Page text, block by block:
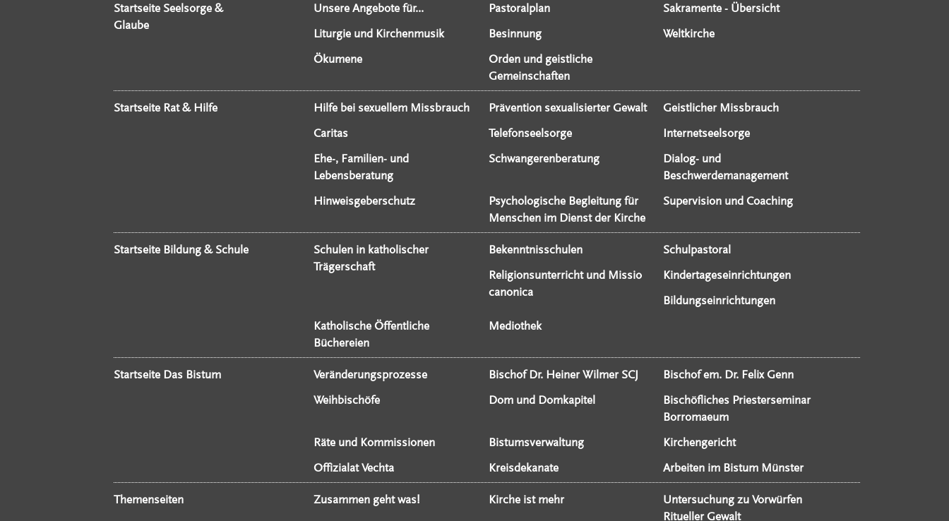
Startseite Seelsorge &
Glaube
Unsere Angebote für... Pastoralplan
Sakramente - Übersicht
Liturgie und Kirchenmusik
Besinnung
Weltkirche
Ökumene
Orden und geistliche
Gemeinschaften
Startseite Rat & Hilfe Hilfe bei sexuellem Missbrauch Prävention sexualisierter Gewalt
Geistlicher Missbrauch
Caritas
Telefonseelsorge
Internetseelsorge
Ehe-, Familien- und
Lebensberatung
Schwangerenberatung
Dialog- und
Beschwerdemanagement
Hinweisgeberschutz
Psychologische Begleitung für
Menschen im Dienst der Kirche
Supervision und Coaching
Startseite Bildung & Schule
Schulen in katholischer
Trägerschaft
Bekenntnisschulen
Schulpastoral
Religionsunterricht und Missio
canonica
Kindertageseinrichtungen
Bildungseinrichtungen
Katholische Öffentliche
Büchereien
Mediothek
Startseite Das Bistum Veränderungsprozesse Bischof Dr. Heiner Wilmer SCJ
Bischof em. Dr. Felix Genn
Weihbischöfe
Dom und Domkapitel
Bischöfliches Priesterseminar
Borromaeum
Räte und Kommissionen
Bistumsverwaltung
Kirchengericht
Offizialat Vechta
Kreisdekanate Arbeiten im Bistum Münster
Themenseiten Zusammen geht was! Kirche ist mehr
Untersuchung zu Vorwürfen
Ritueller Gewalt